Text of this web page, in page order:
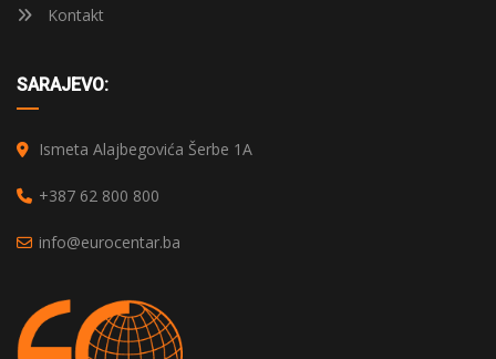
Kontakt
SARAJEVO:
Ismeta Alajbegovića Šerbe 1A
+387 62 800 800
info@eurocentar.ba